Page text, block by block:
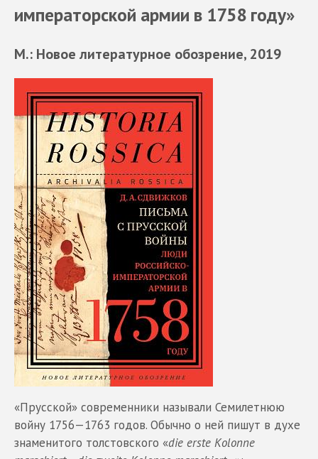
императорской армии в 1758 году»
М.: Новое литературное обозрение, 2019
«Прусской» современники называли Семилетнюю
войну 1756—1763 годов. Обычно о ней пишут в духе
знаменитого толстовского «die erste Kolonne